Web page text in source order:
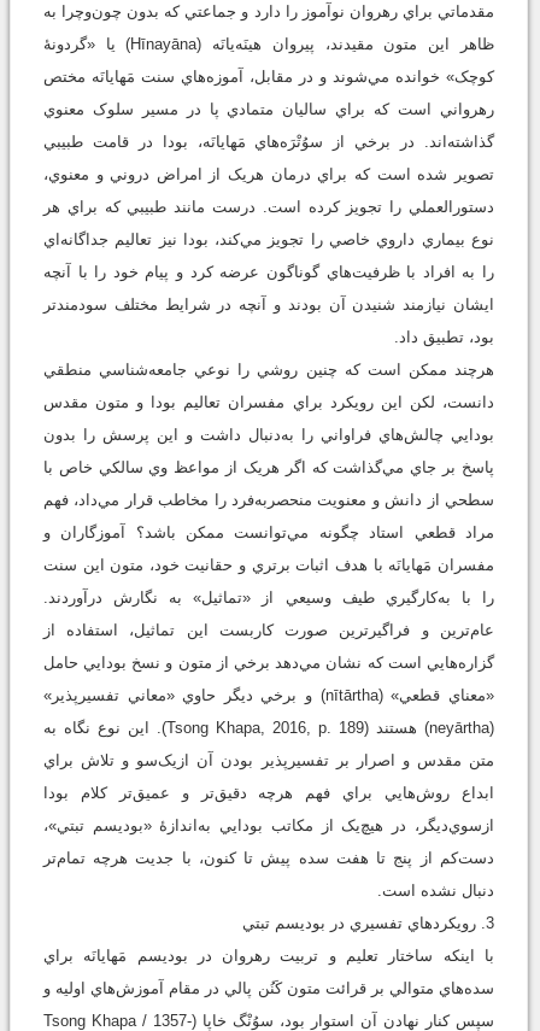
مقدماتي براي رهروان نوآموز را دارد و جماعتي که بدون چون‌وچرا به
ظاهر اين متون مقيدند، پيروان هينَه‌يانَه (Hīnayāna) يا «گردونۀ
کوچک» خوانده مي‌شوند و در مقابل، آموزه‌هاي سنت مَهايانَه مختص
رهرواني است که براي ساليان متمادي پا در مسير سلوک معنوي
گذاشته‌اند. در برخي از سوُتْرَه‌هاي مَهايانَه، بودا در قامت طبيبي
تصوير شده است که براي درمان هريک از امراض دروني و معنوي،
دستورالعملي را تجويز کرده است. درست مانند طبيبي که براي هر
نوع بيماري داروي خاصي را تجويز مي‌کند، بودا نيز تعاليم جداگانه‌اي
را به افراد با ظرفيت‌هاي گوناگون عرضه کرد و پيام خود را با آنچه
ايشان نيازمند شنيدن آن بودند و آنچه در شرايط مختلف سودمندتر
بود، تطبيق داد.
هرچند ممکن است که چنين روشي را نوعي جامعه‌شناسي منطقي
دانست، لکن اين رويکرد براي مفسران تعاليم بودا و متون مقدس
بودايي چالش‌هاي فراواني را به‌دنبال داشت و اين پرسش را بدون
پاسخ بر جاي مي‌گذاشت که اگر هريک از مواعظ وي سالکي خاص با
سطحي از دانش و معنويت منحصربه‌فرد را مخاطب قرار مي‌داد، فهم
مراد قطعي استاد چگونه مي‌توانست ممکن باشد؟ آموزگاران و
مفسران مَهايانَه با هدف اثبات برتري و حقانيت خود، متون اين سنت
را با به‌کارگيري طيف وسيعي از «تماثيل» به نگارش درآوردند.
عام‌ترين و فراگيرترين صورت کاربست اين تماثيل، استفاده از
گزاره‌هايي است که نشان مي‌دهد برخي از متون و نسخ بودايي حامل
«معناي قطعي» (nītārtha) و برخي ديگر حاوي «معاني تفسيرپذير»
(neyārtha) هستند (Tsong Khapa, 2016, p. 189). اين نوع نگاه به
متن مقدس و اصرار بر تفسيرپذير بودن آن ازيک‌سو و تلاش براي
ابداع روش‌هايي براي فهم هرچه دقيق‌تر و عميق‌تر کلام بودا
ازسوي‌ديگر، در هيچ‌يک از مکاتب بودايي به‌اندازۀ «بوديسم تبتي»،
دست‌کم از پنج تا هفت سده پيش تا کنون، با جديت هرچه تمام‌تر
دنبال نشده است.
3. رويکردهاي تفسيري در بوديسم تبتي
با اينکه ساختار تعليم و تربيت رهروان در بوديسم مَهايانَه براي
سده‌هاي متوالي بر قرائت متون کَنُن پالي در مقام آموزش‌هاي اوليه و
سپس کنار نهادن آن استوار بود، سوُنْگ خاپا (Tsong Khapa / 1357-